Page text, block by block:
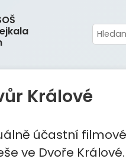
Králové
účastní
ve Dvoře Králové.